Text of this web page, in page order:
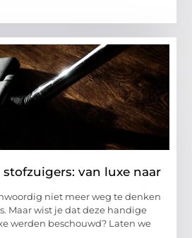
van luxe naar
niet meer weg te denken
Maar wist je dat deze handige
werden beschouwd? Laten we